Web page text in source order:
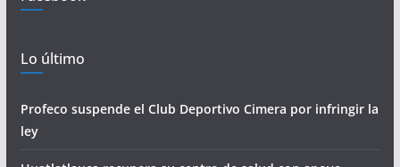
Lo último
Profeco suspende el Club Deportivo Cimera por infringir la
ley